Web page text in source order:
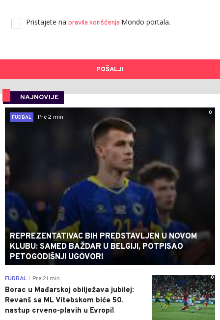
Pristajete na pravila korišćenja Mondo portala.
POŠALJI
NAJNOVIJE
0
FUDBAL
Pre 2 min
REPREZENTATIVAC BIH PREDSTAVLJEN U NOVOM
KLUBU: SAMED BAŽDAR U BELGIJI, POTPISAO
PETOGODIŠNJI UGOVOR!
0
FUDBAL Pre 21 min
Borac u Mađarskoj obilježava jubilej:
Revanš sa ML Vitebskom biće 50.
nastup crveno-plavih u Evropi!